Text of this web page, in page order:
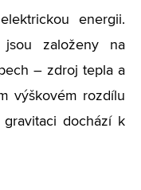
energii.
jsou založeny na
– zdroj tepla a
výškovém rozdílu
dochází k